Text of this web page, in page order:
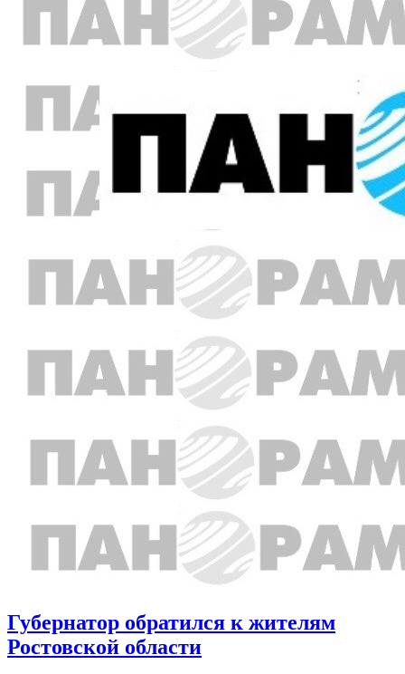
Губернатор обратился к жителям
Ростовской области